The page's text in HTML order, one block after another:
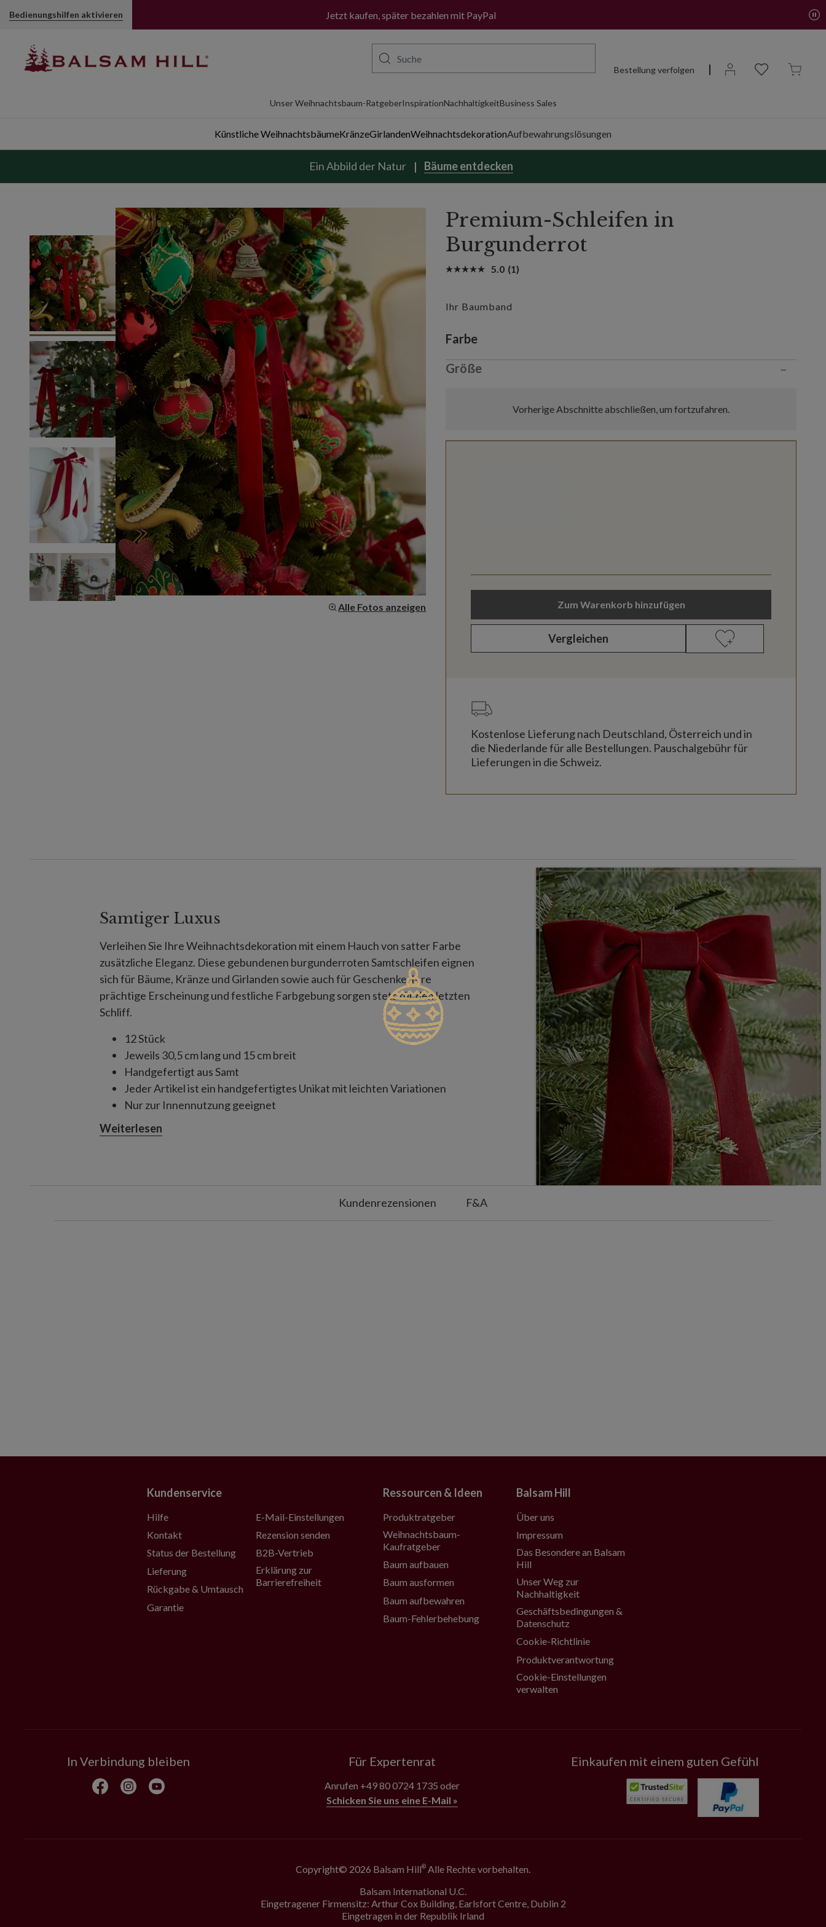
Bedienungshilfen aktivieren Wir liefern jetzt auch in die Niederlande. Mehr erfahren
Bestellung verfolgen
Unser Weihnachtsbaum-RatgeberInspirationNachhaltigkeitBusiness Sales
Künstliche WeihnachtsbäumeKränzeGirlandenWeihnachtsdekorationAufbewahrungslösungen
Ein Abbild der Natur Bäume entdecken
Alle Fotos anzeigen
Premium-Schleifen in
Burgunderrot
5.0 (1)
Ihr Baumband
Variant selection
Farbe
Größe
−
Vorherige Abschnitte abschließen, um fortzufahren.
Zum Warenkorb hinzufügen
Vergleichen
Kostenlose Lieferung nach Deutschland, Österreich und in
die Niederlande für alle Bestellungen. Pauschalgebühr für
Lieferungen in die Schweiz.
Samtiger Luxus
Verleihen Sie Ihre Weihnachtsdekoration mit einem Hauch von satter Farbe
zusätzliche Eleganz. Diese gebundenen burgunderroten Samtschleifen eignen
sich für Bäume, Kränze und Girlanden sowie auch für Geschenke. Ihre
prächtige Erscheinung und festliche Farbgebung sorgen stets für den letzten
Schliff.
12 Stück
Jeweils 30,5 cm lang und 15 cm breit
Handgefertigt aus Samt
Jeder Artikel ist ein handgefertigtes Unikat mit leichten Variationen
Nur zur Innennutzung geeignet
Weiterlesen
Kundenrezensionen F&A
Kundenservice
Hilfe
Kontakt
Status der Bestellung
Lieferung
Rückgabe & Umtausch
Garantie
E-Mail-Einstellungen
Rezension senden
B2B-Vertrieb
Erklärung zur
Barrierefreiheit
Ressourcen & Ideen
Produktratgeber
Weihnachtsbaum-
Kaufratgeber
Baum aufbauen
Baum ausformen
Baum aufbewahren
Baum-Fehlerbehebung
Balsam Hill
Über uns
Impressum
Das Besondere an Balsam
Hill
Unser Weg zur
Nachhaltigkeit
Geschäftsbedingungen &
Datenschutz
Cookie-Richtlinie
Produktverantwortung
Cookie-Einstellungen
verwalten
In Verbindung bleiben Für Expertenrat
Anrufen +49 80 0724 1735 oder
Schicken Sie uns eine E-Mail »
Einkaufen mit einem guten Gefühl
Copyright© 2026 Balsam Hill® Alle Rechte vorbehalten.
Balsam International U.C.
Eingetragener Firmensitz: Arthur Cox Building, Earlsfort Centre, Dublin 2
Eingetragen in der Republik Irland